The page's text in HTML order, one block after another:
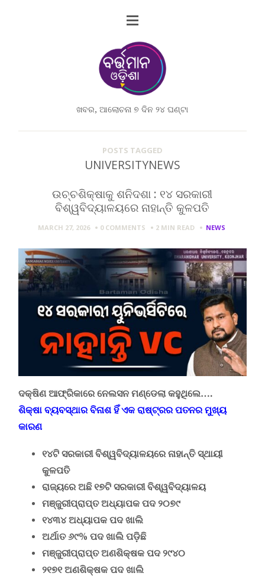
ଖବର, ଆଲୋଚନା ୭ ଦିନ ୨୪ ଘଣ୍ଟା
POSTS TAGGED
UNIVERSITYNEWS
ଉଚ୍ଚଶିକ୍ଷାକୁ ଶନିଦଶା : ୧୪ ସରକାରୀ
ବିଶ୍ୱବିଦ୍ୟାଳୟରେ ନାହାନ୍ତି କୁଳପତି
MARCH 27, 2026 0 COMMENTS 2 MIN READ NEWS
ଦକ୍ଷିଣ ଆଫ୍ରିକାରେ ନେଲସନ ମଣ୍ଡେଲାକହୁଥିଲେ….
ଶିକ୍ଷା ବ୍ୟବସ୍ଥାର ବିନାଶ ହିଁଏକ ରାଷ୍ଟ୍ରର ପତନର ମୁଖ୍ୟ
କାରଣ
୧୪ଟି ସରକାରୀ ବିଶ୍ୱବିଦ୍ୟାଳୟରେ ନାହାନ୍ତି ସ୍ଥାୟୀ
କୁଳପତି
ରାଜ୍ୟରେ ଅଛି ୧୭ଟି ସରକାରୀ ବିଶ୍ୱବିଦ୍ୟାଳୟ
ମଞ୍ଜୁରୀପ୍ରାପ୍ତ ଅଧ୍ୟାପକ ପଦ ୨୦୭୯
୧୪୩୪ ଅଧ୍ୟାପକ ପଦ ଖାଲି
ଅର୍ଥାତ ୬୯% ପଦ ଖାଲି ପଡ଼ିଛି
ମଞ୍ଜୁରୀପ୍ରାପ୍ତ ଅଣଶିକ୍ଷକ ପଦ ୨୯୪୦
୨୧୭୧ ଅଣଶିକ୍ଷକ ପଦ ଖାଲି